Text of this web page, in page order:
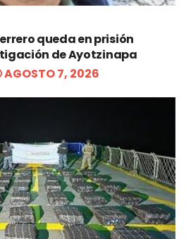
queda en prisión
de Ayotzinapa
AGOSTO 7, 2026